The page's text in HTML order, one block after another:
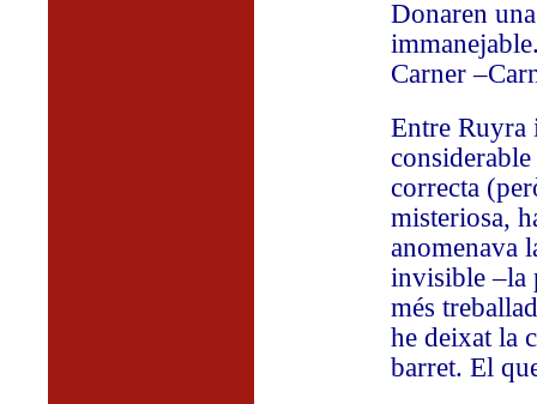
Donaren
Carner
Entre Ruyra
correcta
misteriosa,
anomenava
invisible –la
més
he deixat la
barret. El